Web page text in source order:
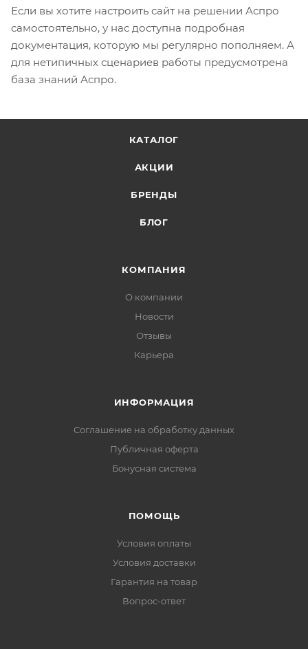
Если вы хотите настроить сайт на решении Аспро
самостоятельно, у нас доступна подробная
документация, которую мы регулярно пополняем. А
для нетипичных сценариев работы предусмотрена
база знаний Аспро.
КАТАЛОГ
АКЦИИ
БРЕНДЫ
БЛОГ
КОМПАНИЯ
О компании
Новости
Отзывы
Карьера
ИНФОРМАЦИЯ
Соглашение на обработку данных
Публичная оферта
Бонусная система
ПОМОЩЬ
Условия оплаты
Условия доставки
Гарантия на товар
Вопрос-ответ